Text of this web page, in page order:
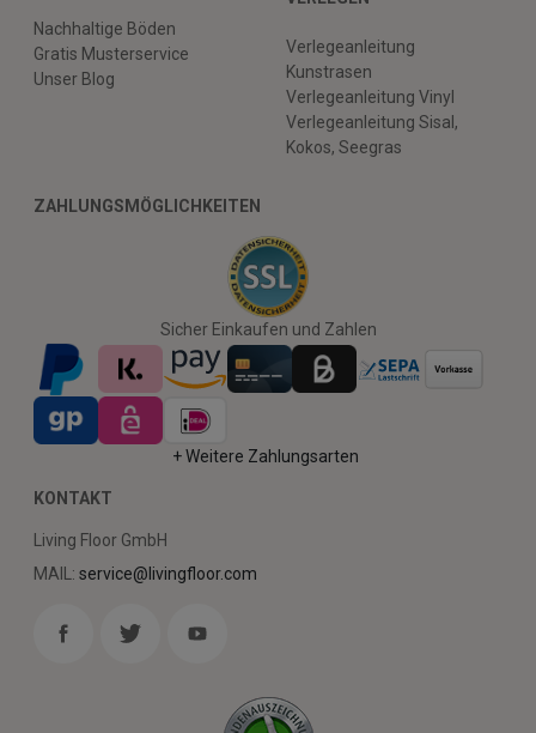
Nachhaltige Böden
Gratis Musterservice
Unser Blog
Verlegeanleitung
Kunstrasen
Verlegeanleitung Vinyl
Verlegeanleitung Sisal,
Kokos, Seegras
ZAHLUNGSMÖGLICHKEITEN
Sicher Einkaufen und Zahlen
+ Weitere Zahlungsarten
KONTAKT
Living Floor GmbH
MAIL: service@livingfloor.com